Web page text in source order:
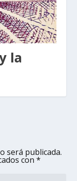
la
será publicada.
con*